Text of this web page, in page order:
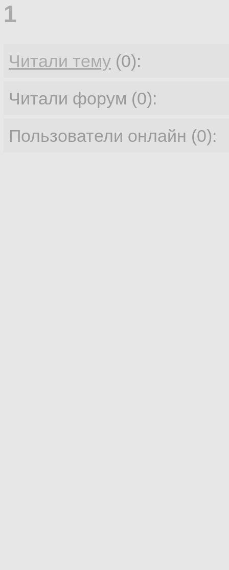
1
Читали тему (0):
Читали форум (0):
Пользователи онлайн (0):